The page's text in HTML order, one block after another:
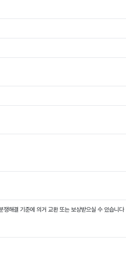
쟁해결 기준에 의거 교환 또는 보상받으실 수 있습니다